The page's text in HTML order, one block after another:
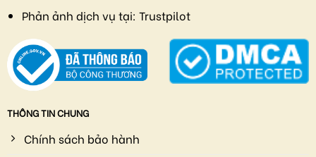
Phản ảnh dịch vụ tại: Trustpilot
THÔNG TIN CHUNG
Chính sách bảo hành